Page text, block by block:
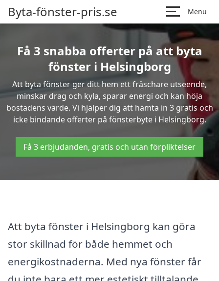
Byta-fönster-pris.se Menu
Få 3 snabba offerter på att byta
fönster i Helsingborg
Att byta fönster ger ditt hem ett fräschare utseende,
minskar drag och kyla, sparar energi och kan höja
bostadens värde. Vi hjälper dig att hämta in 3 gratis och
icke bindande offerter på fönsterbyte i Helsingborg.
Få 3 erbjudanden, gratis och utan förpliktelser
Att byta fönster i Helsingborg kan göra
stor skillnad för både hemmet och
energikostnaderna. Med nya fönster får